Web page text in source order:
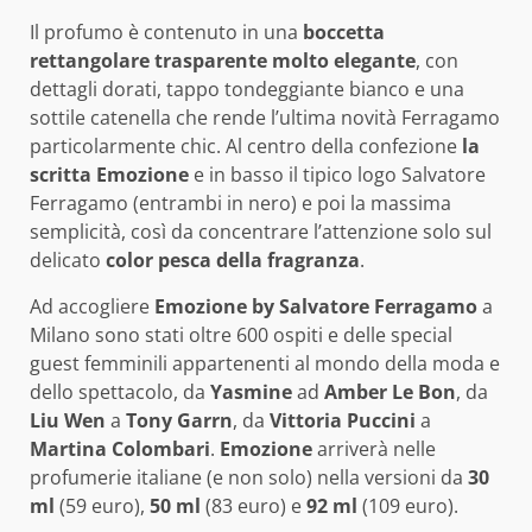
Il profumo è contenuto in una boccetta
rettangolare trasparente molto elegante, con
dettagli dorati, tappo tondeggiante bianco e una
sottile catenella che rende l’ultima novità Ferragamo
particolarmente chic. Al centro della confezione la
scritta Emozione e in basso il tipico logo Salvatore
Ferragamo (entrambi in nero) e poi la massima
semplicità, così da concentrare l’attenzione solo sul
delicato color pesca della fragranza.
Ad accogliere Emozione by Salvatore Ferragamoa
Milano sono stati oltre 600 ospiti e delle special
guest femminili appartenenti al mondo della moda e
dello spettacolo, da Yasminead Amber Le Bon, da
Liu Wen a Tony Garrn, da Vittoria Puccini a
Martina Colombari. Emozionearriverà nelle
profumerie italiane (e non solo) nella versioni da 30
ml (59 euro), 50 ml (83 euro) e92 ml (109 euro).